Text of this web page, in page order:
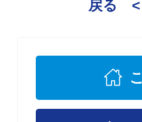
戻る <